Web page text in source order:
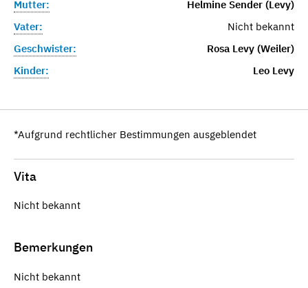
Mutter:
Helmine Sender (Levy)
Vater:
Nicht bekannt
Geschwister:
Rosa Levy (Weiler)
Kinder:
Leo Levy
*Aufgrund rechtlicher Bestimmungen ausgeblendet
Vita
Nicht bekannt
Bemerkungen
Nicht bekannt